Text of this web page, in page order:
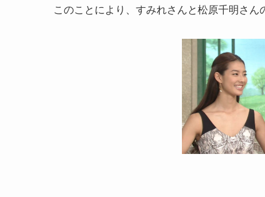
このことにより、すみれさんと松原千明さん